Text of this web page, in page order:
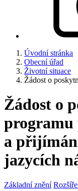
Úvodní stránka
Obecní úřad
Životní situace
Žádost o
Žádost o
programu
a
jazycích
Základní znění